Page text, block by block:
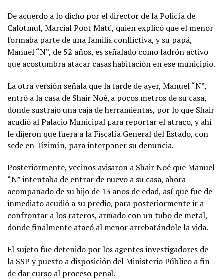
De acuerdo a lo dicho por el director de la Policía de
Calotmul, Marcial Poot Matú, quien explicó que el menor
formaba parte de una familia conflictiva, y su papá,
Manuel “N”, de 52 años, es señalado como ladrón activo
que acostumbra atacar casas habitación en ese municipio.
La otra versión señala que la tarde de ayer, Manuel “N”,
entró a la casa de Shair Noé, a pocos metros de su casa,
donde sustrajo una caja de herramientas, por lo que Shair
acudió al Palacio Municipal para reportar el atraco, y ahí
le dijeron que fuera a la Fiscalía General del Estado, con
sede en Tizimín, para interponer su denuncia.
Posteriormente, vecinos avisaron a Shair Noé que Manuel
“N” intentaba de entrar de nuevo a su casa, ahora
acompañado de su hijo de 13 años de edad, así que fue de
inmediato acudió a su predio, para posteriormente ir a
confrontar a los rateros, armado con un tubo de metal,
donde finalmente atacó al menor arrebatándole la vida.
El sujeto fue detenido por los agentes investigadores de
la SSP y puesto a disposición del Ministerio Público a fin
de dar curso al proceso penal.